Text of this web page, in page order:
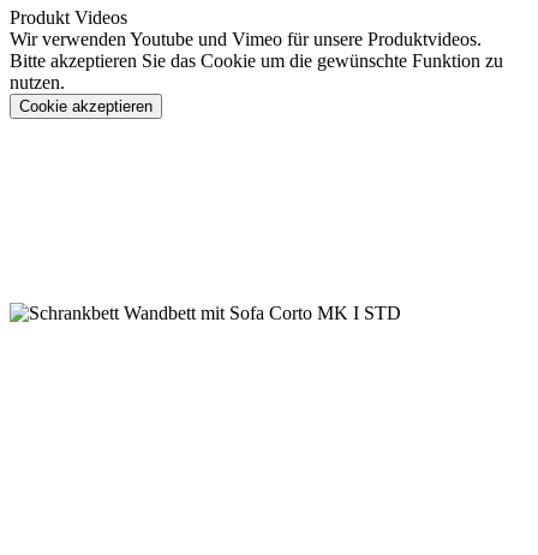
Produkt Videos
Wir verwenden Youtube und Vimeo für unsere Produktvideos.
Bitte akzeptieren Sie das Cookie um die gewünschte Funktion zu
nutzen.
Cookie akzeptieren